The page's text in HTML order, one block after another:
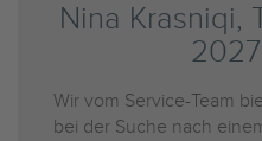
Nina Krasniqi,
Wir vom Service-Team
bei der Suche nach